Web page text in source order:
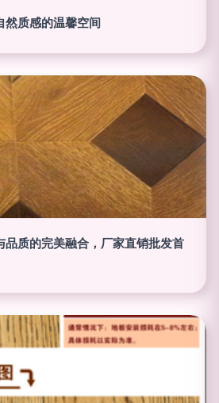
然质感的温馨空间
品质的完美融合，厂家直销批发首